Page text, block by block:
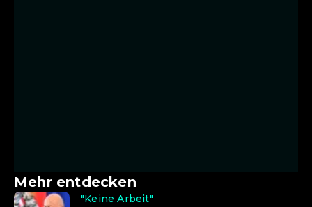
Mehr entdecken
"Keine Arbeit"